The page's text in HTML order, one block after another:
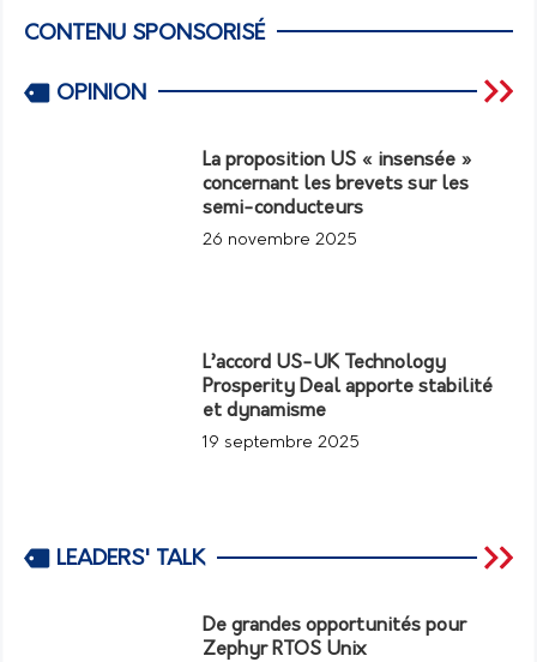
CONTENU SPONSORISÉ
OPINION
La proposition US « insensée »
concernant les brevets sur les
semi-conducteurs
26 novembre 2025
L’accord US-UK Technology
Prosperity Deal apporte stabilité
et dynamisme
19 septembre 2025
LEADERS' TALK
De grandes opportunités pour
Zephyr RTOS Unix